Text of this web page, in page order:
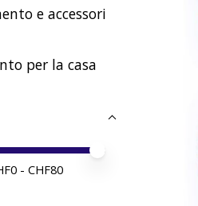
e accessori
per la casa
value
value
0 - CHF80